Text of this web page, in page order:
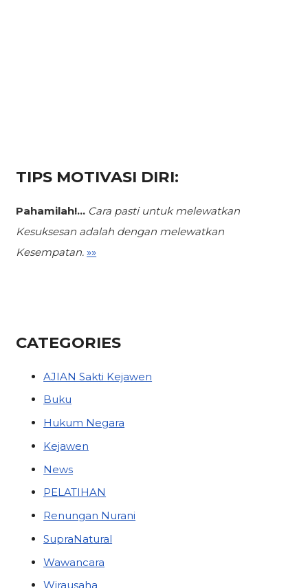
TIPS MOTIVASI DIRI:
Pahamilah!... Cara pasti untuk melewatkan
Kesuksesan adalah dengan melewatkan
Kesempatan. »»
CATEGORIES
AJIAN Sakti Kejawen
Buku
Hukum Negara
Kejawen
News
PELATIHAN
Renungan Nurani
SupraNatural
Wawancara
Wirausaha